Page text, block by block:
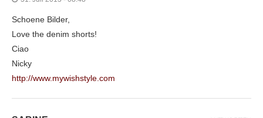
Schoene Bilder,
Love the denim shorts!
Ciao
Nicky
http://www.mywishstyle.com